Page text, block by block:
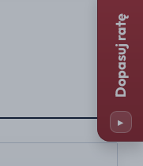
Dopasuj ratę
▸